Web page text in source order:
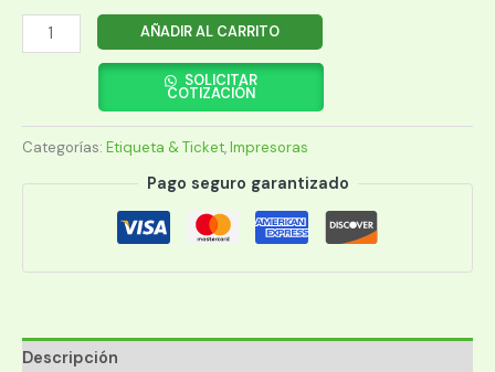
IMPRESORA
3NSTAR
USB/BT/PORTAT
2"
AÑADIR AL CARRITO
SOLICITAR
COTIZACIÓN
Categorías: Etiqueta & Ticket,Impresoras
Pago seguro garantizado
Descripción